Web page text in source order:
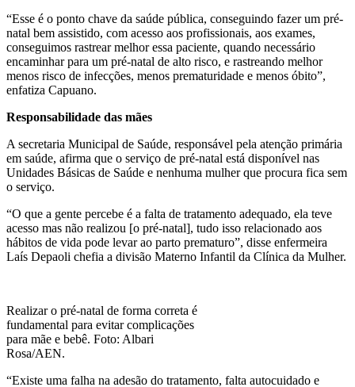
“Esse é o ponto chave da saúde pública, conseguindo fazer um pré-
natal bem assistido, com acesso aos profissionais, aos exames,
conseguimos rastrear melhor essa paciente, quando necessário
encaminhar para um pré-natal de alto risco, e rastreando melhor
menos risco de infecções, menos prematuridade e menos óbito”,
enfatiza Capuano.
Responsabilidade das mães
A secretaria Municipal de Saúde, responsável pela atenção primária
em saúde, afirma que o serviço de pré-natal está disponível nas
Unidades Básicas de Saúde e nenhuma mulher que procura fica sem
o serviço.
“O que a gente percebe é a falta de tratamento adequado, ela teve
acesso mas não realizou [o pré-natal], tudo isso relacionado aos
hábitos de vida pode levar ao parto prematuro”, disse enfermeira
Laís Depaoli chefia a divisão Materno Infantil da Clínica da Mulher.
Realizar o pré-natal de forma correta é
fundamental para evitar complicações
para mãe e bebê. Foto: Albari
Rosa/AEN.
“Existe uma falha na adesão do tratamento, falta autocuidado e